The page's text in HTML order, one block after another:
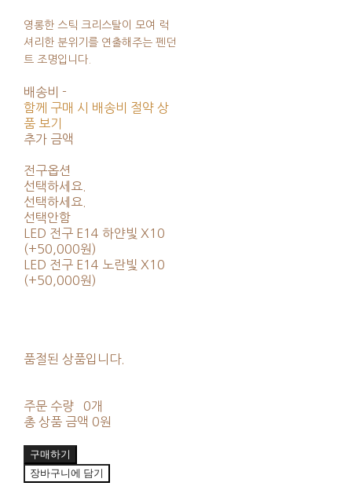
영롱한 스틱 크리스탈이 모여 럭
셔리한 분위기를 연출해주는 펜던
트 조명입니다.
배송비 -
함께 구매 시 배송비 절약 상
품 보기
추가 금액
전구옵션
선택하세요.
선택하세요.
선택안함
LED 전구 E14 하얀빛 X10
(+50,000원)
LED 전구 E14 노란빛 X10
(+50,000원)
품절된 상품입니다.
주문 수량
0개
총 상품 금액 0원
구매하기
장바구니에 담기